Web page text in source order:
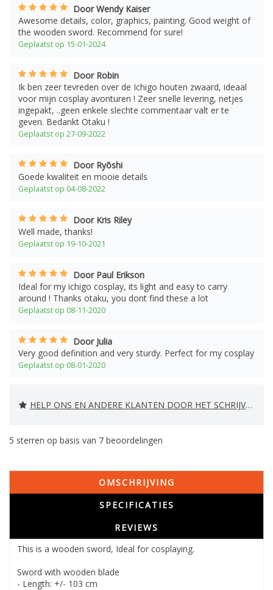
Door Wendy Kaiser
Awesome details, color, graphics, painting. Good weight of
the wooden sword. Recommend for sure!
Geplaatst op 15-01-2024
Door Robin
Ik ben zeer tevreden over de Ichigo houten zwaard, ideaal
voor mijn cosplay avonturen ! Zeer snelle levering, netjes
ingepakt, ..geen enkele slechte commentaar valt er te
geven. Bedankt Otaku !
Geplaatst op 27-09-2022
Door Ryōshi
Goede kwaliteit en mooie details
Geplaatst op 04-08-2022
Door Kris Riley
Well made, thanks!
Geplaatst op 19-10-2021
Door Paul Erikson
Ideal for my ichigo cosplay, its light and easy to carry
around ! Thanks otaku, you dont find these a lot
Geplaatst op 08-11-2020
Door Julia
Very good definition and very sturdy. Perfect for my cosplay
Geplaatst op 08-01-2020
HELP ONS EN ANDERE KLANTEN DOOR HET SCHRIJVEN VAN EEN REVIEW
5 sterren op basis van 7 beoordelingen
OMSCHRIJVING
SPECIFICATIES
REVIEWS
This is a wooden sword, Ideal for cosplaying.
Sword with wooden blade
- Length: +/- 103 cm